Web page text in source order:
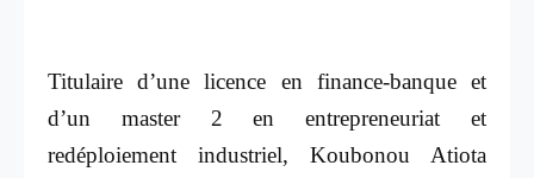
Titulaire d’une licence en finance-banque et
d’un master 2 en entrepreneuriat et
redéploiement industriel, Koubonou Atiota